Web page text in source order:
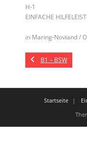
H-1
EINFACHE
in Maring-Noviand /
B1 – BSW
Startseite